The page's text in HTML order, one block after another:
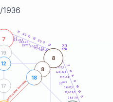
/1936
generazione femminile
30
anni
21-22,5
22,5-23,5
23,5-24
26-27,5
27,5-28,5
28,5-29
31-32,5
32,5-33,5
33,5-34
36-37,5
37,5-38,5
38,5-39
11
22 10
15
20 5
13
7
17
8
9
19
10
11
7
8
19
12
17
8
18
25anni
35anni